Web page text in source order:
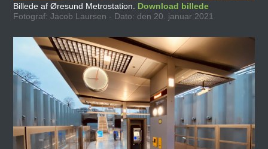
Billede af Øresund Metrostation. Download billede
Fotograf: Jacob Laursen - Dato: den 20. januar 2021